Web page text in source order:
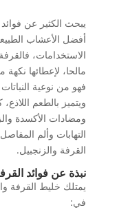
يبحث الكثير عن
أفضل الأعشاب
الاستخدامات،
مالحا، لإعطائها
فهو من نوعية
ويتميز بالطعم
ومضادات الأكسدة
التهابات وألم
القرفة والزنجبيل.
نبذة عن فوائد
يمتلك خليط القرفة
في: